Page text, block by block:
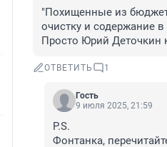
"Похищенные из
очистку и содержание
Просто Юрий Деточкин
ОТВЕТИТЬ 1
Гость
9 июля 2025, 21:59
P.S.
Фонтанка,